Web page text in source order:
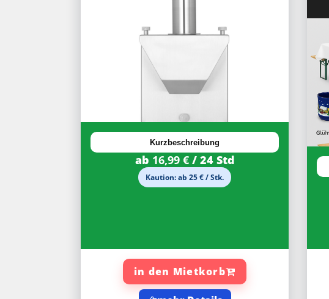
30%
Rabatt Kurzbeschreibung
ab 16,99 €/ 24 Std
Kaution: ab 25 € / Stk.
in den Mietkorb